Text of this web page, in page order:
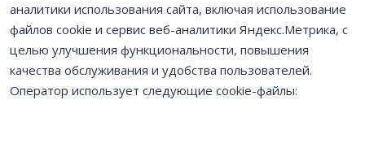
аналитики использования сайта, включая использование
файлов cookie и сервис веб-аналитики Яндекс.Метрика, с
целью улучшения функциональности, повышения
качества обслуживания и удобства пользователей.
Оператор использует следующие cookie-файлы: